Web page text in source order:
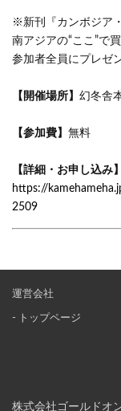
※新刊『カンボジア
南アジアの“ここ”で
参加者全員にプレゼ
【開催場所】 幻冬舎
【参加費】 無料
【詳細・お申し込み】
https://
2509
株式会社ゴールドオ
運営会社
- トップページ